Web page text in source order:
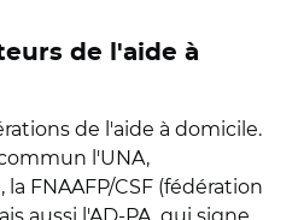
de l'aide à
de l'aide à domicile.
l'UNA,
FNAAFP/CSF (fédération